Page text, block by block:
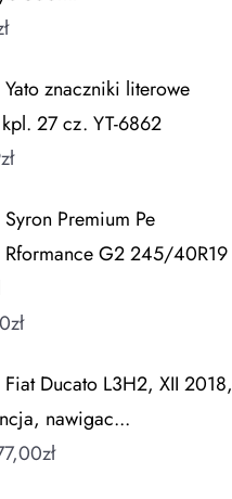
Yato znaczniki literowe
27 cz. YT-6862
zł
Syron Premium Pe
Rformance G2 245/40R19
zł
Fiat Ducato L3H2, XII 2018,
nawigac...
zł